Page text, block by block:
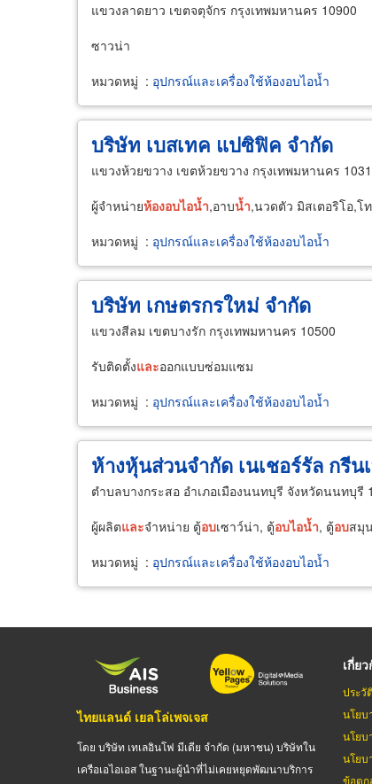
แขวงลาดยาว เขตจตุจักร กรุงเทพมหานคร 10900
ซาวน่า
หมวดหมู่ : อุปกรณ์และเครื่องใช้ห้องอบไอน้ำ
บริษัท เบสเทค แปซิฟิค จำกัด
แขวงห้วยขวาง เขตห้วยขวาง กรุงเทพมหานคร
ผู้จำหน่ายห้องอบไอน้ำ,อาบน้ำ,นวดตัว มิสเตอริโอ,โ
หมวดหมู่ : อุปกรณ์และเครื่องใช้ห้องอบไอน้ำ
บริษัท เกษตรกรใหม่ จำกัด
แขวงสีลม เขตบางรัก กรุงเทพมหานคร 10500
รับติดตั้งและออกแบบซ่อมแซม
หมวดหมู่ : อุปกรณ์และเครื่องใช้ห้องอบไอน้ำ
ห้างหุ้นส่วนจำกัด เนเชอร์รัล กรีน
ตำบลบางกระสอ อำเภอเมืองนนทบุรี จังหวัดนนทบุรี
ผู้ผลิตและจำหน่าย ตู้อบเซาว์น่า, ตู้อบไอน้ำ, ตู้อบสมุ
หมวดหมู่ : อุปกรณ์และเครื่องใช้ห้องอบไอน้ำ
ไทยแลนด์ เยลโล่เพจเจส
โดย บริษัท เทเลอินโฟ มีเดีย จำกัด (มหาชน) บริษัทใน
เครือเอไอเอส ในฐานะผู้นำที่ไม่เคยหยุดพัฒนาบริการ
เกี่ย
ประวั
นโยบ
นโยบ
นโยบ
ข้อตก